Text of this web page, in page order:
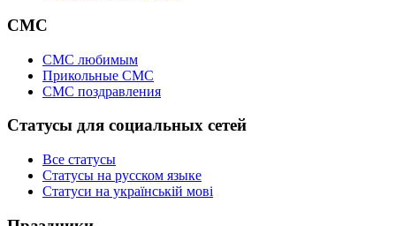
СМС
СМС любимым
Прикольные СМС
СМС поздравления
Статусы для социальных сетей
Все статусы
Статусы на русском языке
Статуси на українській мові